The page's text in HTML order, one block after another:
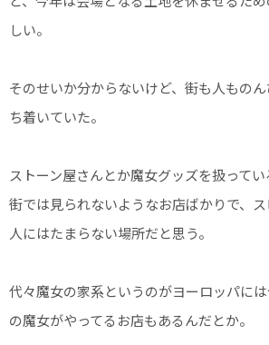
しい。
そのせいか分からないけど、街も人もの
ち着いていた。
ストーン屋さんとか魔女グッズを扱って
街では見られないようなお店ばかりで、
人にはたまらない場所だと思う。
代々魔女の家系というのがヨーロッパに
の魔女がやってるお店もあるんだとか。